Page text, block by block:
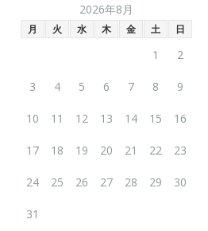
2026年8月
月 火 水 木 金 土 日
1 2
3 4 5 6 7 8 9
10 11 12 13 14 15 16
17 18 19 20 21 22 23
24 25 26 27 28 29 30
31